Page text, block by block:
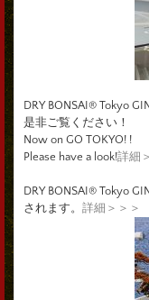
DRY BONSAI® Tokyo
是非ご覧ください！
Now on GO TOKYO! !
Please have a look!詳細
DRY BONSAI® Tokyo
されます。 詳細＞＞＞